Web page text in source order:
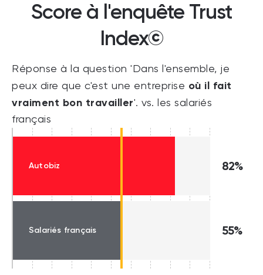
Score à l'enquête Trust
Index©
Réponse à la question 'Dans l'ensemble, je
peux dire que c'est une entreprise où il fait
vraiment bon travailler'. vs. les salariés
français
Autobiz 82%
Salariés français 55%